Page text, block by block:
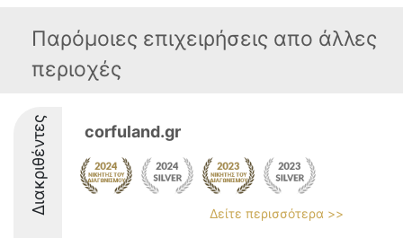
Παρόμοιες επιχειρήσεις απο άλλες
περιοχές
Διακριθέντες corfuland.gr
Δείτε περισσότερα >>